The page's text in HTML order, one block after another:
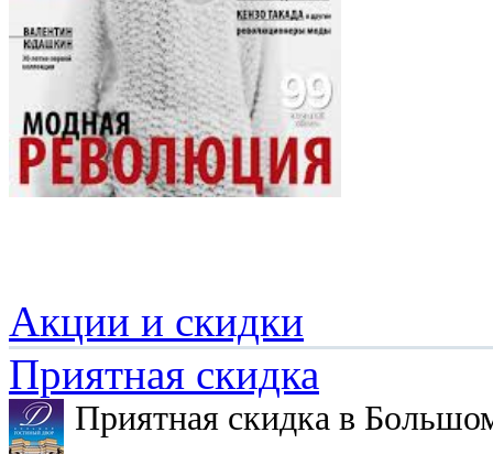
Акции и скидки
Приятная скидка
Приятная скидка в